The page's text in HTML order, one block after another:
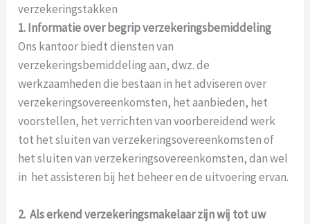
verzekeringstakken
1. Informatie over begrip verzekeringsbemiddeling
Ons kantoor biedt diensten van
verzekeringsbemiddeling aan, dwz. de
werkzaamheden die bestaan in het adviseren over
verzekeringsovereenkomsten, het aanbieden, het
voorstellen, het verrichten van voorbereidend werk
tot het sluiten van verzekeringsovereenkomsten of
het sluiten van verzekeringsovereenkomsten, dan wel
in het assisteren bij het beheer en de uitvoering ervan.
2. Als erkend verzekeringsmakelaar zijn wij tot uw